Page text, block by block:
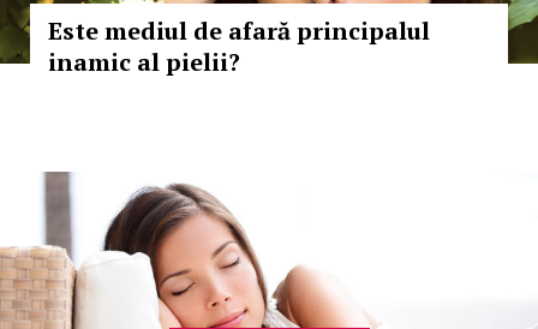
Este mediul de afară principalul
inamic al pielii?